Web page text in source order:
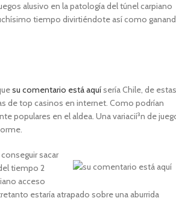
alusivo en la patologí­a del túnel carpiano
tiempo divirtiéndote así­ como
su comentario está aquíserí­a Chile, de estas
de top casinos en internet. Como podrí­an
populares en el aldea. Una variacií³n de
sacar
tiempo 2
acceso
estaría atrapado sobre una aburrida